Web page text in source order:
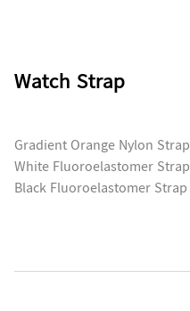
Watch Strap
Gradient Orange Nylon Strap
White Fluoroelastomer Strap
Black Fluoroelastomer Strap